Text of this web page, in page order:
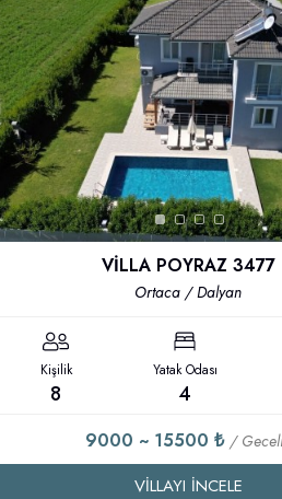
VİLLA POYRAZ 3477
Ortaca / Dalyan
Kişilik
8
Yatak Odası
4
9000 ~ 15500 ₺ /
VILLAYI İNCELE